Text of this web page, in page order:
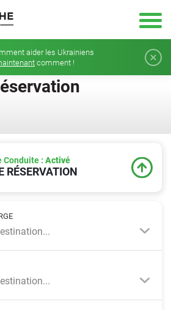
aider les Ukrainiens
comment !
Conduite : Activé
RÉSERVATION